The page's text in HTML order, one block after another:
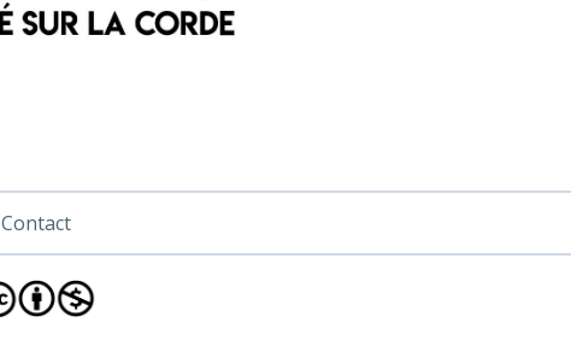
Contact